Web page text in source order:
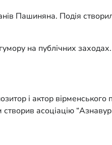
Пашиняна. Подія
на публічних заходах.
і актор
асоціацію